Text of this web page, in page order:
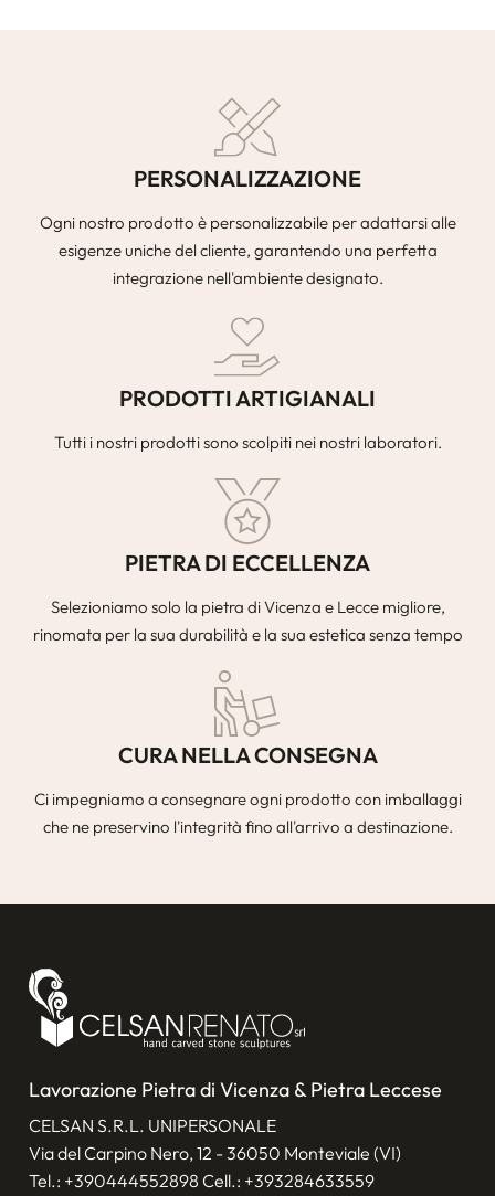
PERSONALIZZAZIONE
Ogni nostro prodotto è personalizzabile per adattarsi alle
esigenze uniche del cliente, garantendo una perfetta
integrazione nell'ambiente designato.
PRODOTTI ARTIGIANALI
Tutti i nostri prodotti sono scolpiti nei nostri laboratori.
PIETRA DI ECCELLENZA
Selezioniamo solo la pietra di Vicenza e Lecce migliore,
rinomata per la sua durabilità e la sua estetica senza tempo
CURA NELLA CONSEGNA
Ci impegniamo a consegnare ogni prodotto con imballaggi
che ne preservino l'integrità fino all'arrivo a destinazione.
Lavorazione Pietra di Vicenza & Pietra Leccese
CELSAN S.R.L. UNIPERSONALE
Via del Carpino Nero, 12 - 36050 Monteviale (VI)
Tel.: +390444552898 Cell.: +393284633559